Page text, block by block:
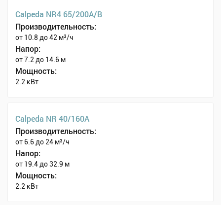
Calpeda NR4 65/200A/B
Производительность:
от 10.8 до 42 м³/ч
Напор:
от 7.2 до 14.6 м
Мощность:
2.2 кВт
Calpeda NR 40/160A
Производительность:
от 6.6 до 24 м³/ч
Напор:
от 19.4 до 32.9 м
Мощность:
2.2 кВт